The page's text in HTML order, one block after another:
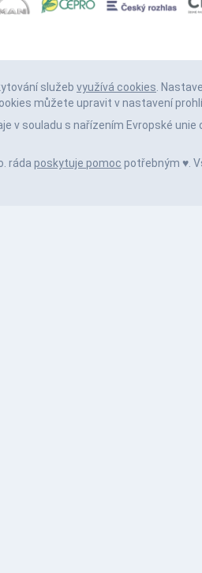
služeb využívá cookies.
můžete upravit v nastavení
v souladu s nařízením Evropské unie
ráda poskytuje pomoc potřebným ♥️.